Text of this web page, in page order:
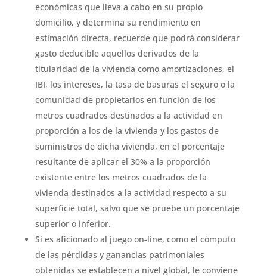
económicas que lleva a cabo en su propio
domicilio, y determina su rendimiento en
estimación directa, recuerde que podrá considerar
gasto deducible aquellos derivados de la
titularidad de la vivienda como amortizaciones, el
IBI, los intereses, la tasa de basuras el seguro o la
comunidad de propietarios en función de los
metros cuadrados destinados a la actividad en
proporción a los de la vivienda y los gastos de
suministros de dicha vivienda, en el porcentaje
resultante de aplicar el 30% a la proporción
existente entre los metros cuadrados de la
vivienda destinados a la actividad respecto a su
superficie total, salvo que se pruebe un porcentaje
superior o inferior.
Si es aficionado al juego on-line, como el cómputo
de las pérdidas y ganancias patrimoniales
obtenidas se establecen a nivel global, le conviene